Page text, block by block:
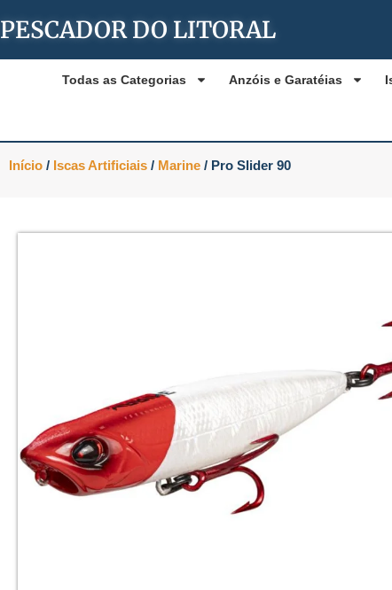
PESCADOR DO LITORAL
Todas as Categorias Anzóis e Garatéias
Início / Iscas Artificiais / Marine / Pro Slider 90